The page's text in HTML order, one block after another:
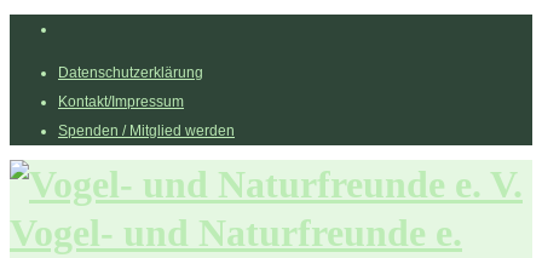
Datenschutzerklärung
Kontakt/Impressum
Spenden / Mitglied werden
Vogel- und Naturfreunde e.